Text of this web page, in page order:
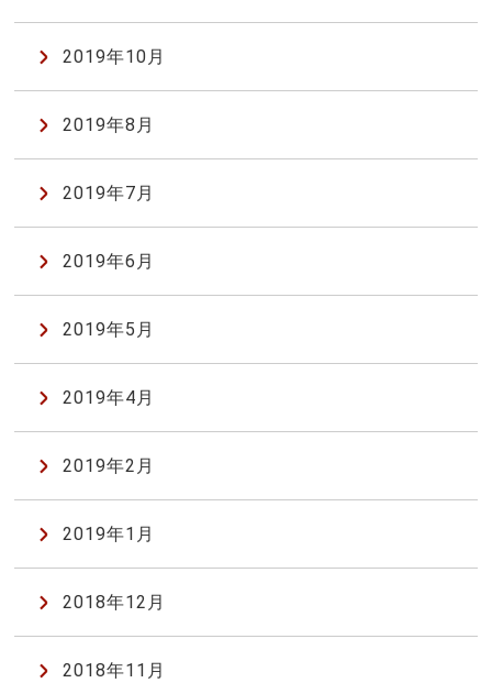
2019年10月
2019年8月
2019年7月
2019年6月
2019年5月
2019年4月
2019年2月
2019年1月
2018年12月
2018年11月